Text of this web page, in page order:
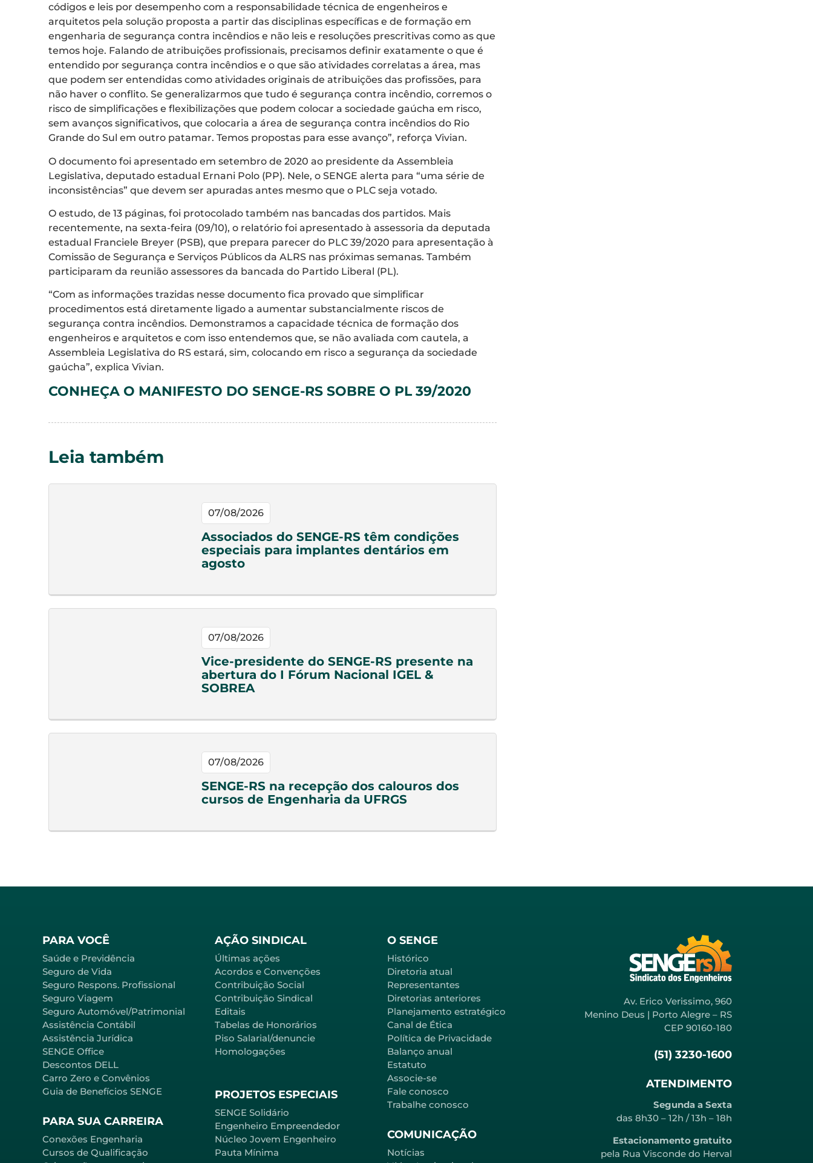
códigos e leis por desempenho com a responsabilidade técnica de engenheiros e
arquitetos pela solução proposta a partir das disciplinas específicas e de formação em
engenharia de segurança contra incêndios e não leis e resoluções prescritivas como as que
temos hoje. Falando de atribuições profissionais, precisamos definir exatamente o que é
entendido por segurança contra incêndios e o que são atividades correlatas a área, mas
que podem ser entendidas como atividades originais de atribuições das profissões, para
não haver o conflito. Se generalizarmos que tudo é segurança contra incêndio, corremos o
risco de simplificações e flexibilizações que podem colocar a sociedade gaúcha em risco,
sem avanços significativos, que colocaria a área de segurança contra incêndios do Rio
Grande do Sul em outro patamar. Temos propostas para esse avanço”, reforça Vivian.
O documento foi apresentado em setembro de 2020 ao presidente da Assembleia
Legislativa, deputado estadual Ernani Polo (PP). Nele, o SENGE alerta para “uma série de
inconsistências” que devem ser apuradas antes mesmo que o PLC seja votado.
O estudo, de 13 páginas, foi protocolado também nas bancadas dos partidos. Mais
recentemente, na sexta-feira (09/10), o relatório foi apresentado à assessoria da deputada
estadual Franciele Breyer (PSB), que prepara parecer do PLC 39/2020 para apresentação à
Comissão de Segurança e Serviços Públicos da ALRS nas próximas semanas. Também
participaram da reunião assessores da bancada do Partido Liberal (PL).
“Com as informações trazidas nesse documento fica provado que simplificar
procedimentos está diretamente ligado a aumentar substancialmente riscos de
segurança contra incêndios. Demonstramos a capacidade técnica de formação dos
engenheiros e arquitetos e com isso entendemos que, se não avaliada com cautela, a
Assembleia Legislativa do RS estará, sim, colocando em risco a segurança da sociedade
gaúcha”, explica Vivian.
CONHEÇA O MANIFESTO DO SENGE-RS SOBRE O PL 39/2020
Leia também
07/08/2026
Associados do SENGE-RS têm condições
especiais para implantes dentários em
agosto
07/08/2026
Vice-presidente do SENGE-RS presente na
abertura do I Fórum Nacional IGEL &
SOBREA
07/08/2026
SENGE-RS na recepção dos calouros dos
cursos de Engenharia da UFRGS
PARA VOCÊ
Saúde e Previdência
Seguro de Vida
Seguro Respons. Profissional
Seguro Viagem
Seguro Automóvel/Patrimonial
Assistência Contábil
Assistência Jurídica
SENGE Office
Descontos DELL
Carro Zero e Convênios
Guia de Benefícios SENGE
PARA SUA CARREIRA
Conexões Engenharia
Cursos de Qualificação
AÇÃO SINDICAL
Últimas ações
Acordos e Convenções
Contribuição Social
Contribuição Sindical
Editais
Tabelas de Honorários
Piso Salarial/denuncie
Homologações
PROJETOS ESPECIAIS
SENGE Solidário
Engenheiro Empreendedor
Núcleo Jovem Engenheiro
Pauta Mínima
O SENGE
Histórico
Diretoria atual
Representantes
Diretorias anteriores
Planejamento estratégico
Canal de Ética
Política de Privacidade
Balanço anual
Estatuto
Associe-se
Fale conosco
Trabalhe conosco
COMUNICAÇÃO
Notícias
Av. Erico Verissimo, 960
Menino Deus | Porto Alegre – RS
CEP 90160-180
(51) 3230-1600
ATENDIMENTO
Segunda a Sexta
das 8h30 – 12h / 13h – 18h
Estacionamento gratuito
pela Rua Visconde do Herval